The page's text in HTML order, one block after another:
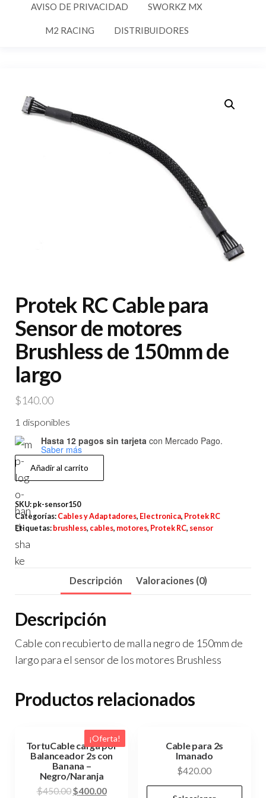
AVISO DE PRIVACIDAD SWORKZ MX
M2 RACING DISTRIBUIDORES
Protek RC Cable para
Sensor de motores
Brushless de 150mm de
largo
$140.00
1 disponibles
Hasta 12 pagos sin tarjeta con Mercado Pago.
Saber más
Protek
RC
Cable
para
Sensor
de
motores
150mm
de
largo
cantidad
Añadir al carrito
SKU: pk-sensor150
Categorías: Cables y Adaptadores, Electronica, Protek RC
Etiquetas: brushless, cables, motores, Protek RC, sensor
Descripción Valoraciones (0)
Descripción
Cable con recubierto de malla negro de 150mm de
largo para el sensor de los motores Brushless
Productos relacionados
¡Oferta!
TortuCable carga por
Balanceador 2s con
Banana –
Negro/Naranja
$450.00El
$400.00El
Cable para 2s
Imanado
$420.00